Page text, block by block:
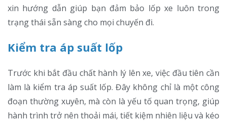
xin hướng dẫn giúp bạn đảm bảo lốp xe luôn trong
trạng thái sẵn sàng cho mọi chuyến đi.
Kiểm tra áp suất lốp
Trước khi bắt đầu chất hành lý lên xe, việc đầu tiên cần
làm là kiểm tra áp suất lốp. Đây không chỉ là một công
đoạn thường xuyên, mà còn là yếu tố quan trọng, giúp
hành trình trở nên thoải mái, tiết kiệm nhiên liệu và kéo